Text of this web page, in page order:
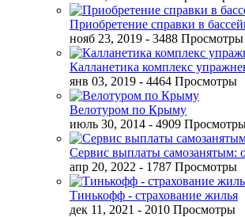
Приобретение справки в
нояб 23, 2019 - 3488 Просмотры
Калланетика комплекс
янв 03, 2019 - 4464 Просмотры
Велотуром по Крыму
июль 30, 2014 - 4909
Сервис выплаты самозанятым:
апр 20, 2022 - 1787 Просмотры
Тинькофф - страхование жилья
дек 11, 2021 - 2010 Просмотры